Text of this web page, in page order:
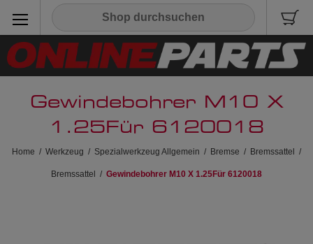
Gewindebohrer M10 X
1.25Für 6120018
Home / Werkzeug / Spezialwerkzeug Allgemein / Bremse / Bremssattel /
Bremssattel / Gewindebohrer M10 X 1.25Für 6120018